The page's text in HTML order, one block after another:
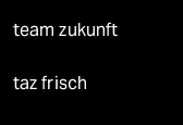
team zukunft
taz frisch